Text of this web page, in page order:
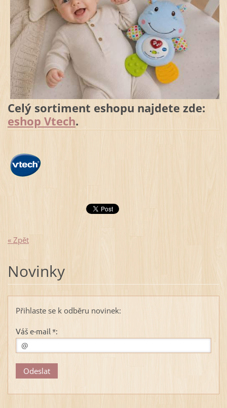
Celý sortiment eshopu najdete zde:
eshop Vtech.
« Zpět
Novinky
Přihlaste se k odběru novinek:
Váš e-mail *: